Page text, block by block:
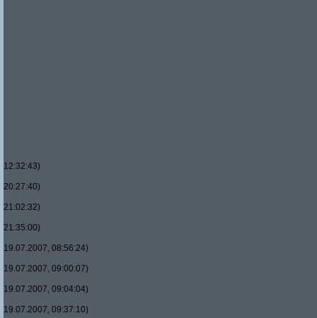
12:32:43)
20:27:40)
21:02:32)
21:35:00)
19.07.2007, 08:56:24)
19.07.2007, 09:00:07)
19.07.2007, 09:04:04)
19.07.2007, 09:37:10)